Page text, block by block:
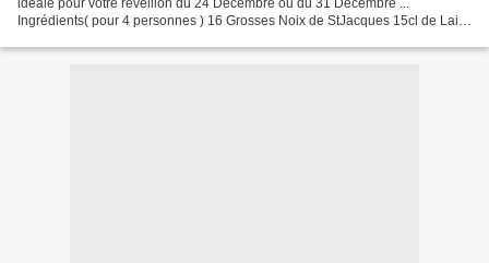
Ingrédients( pour 4 personnes ) 16 Grosses Noix de StJacques 15cl de Lait